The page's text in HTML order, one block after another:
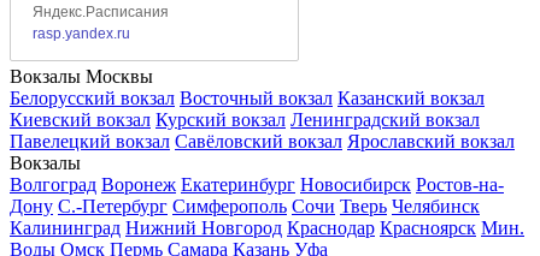
Вокзалы Москвы
Белорусский вокзал Восточный вокзал Казанский вокзал
Киевский вокзал Курский вокзал Ленинградский вокзал
Павелецкий вокзал Савёловский вокзал Ярославский вокзал
Вокзалы
Волгоград Воронеж Екатеринбург Новосибирск Ростов-на-
Дону С.-Петербург Симферополь Сочи Тверь Челябинск
Калининград Нижний Новгород Краснодар Красноярск Мин.
Воды Омск Пермь Самара Казань Уфа